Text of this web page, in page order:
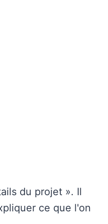
du projet ». Il
ce que l'on